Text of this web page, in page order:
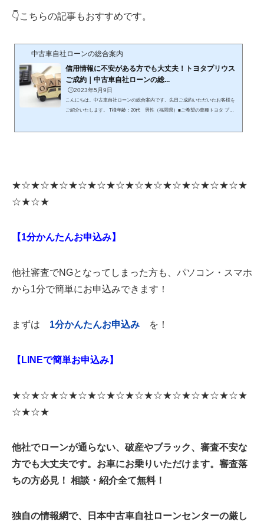
👇こちらの記事もおすすめです。
中古車自社ローンの総合案内
信用情報に不安がある方でも大丈夫！トヨタプリウス
ご成約｜中古車自社ローンの総...
🕒️2023年5月9日
こんにちは。中古車自社ローンの総合案内です。先日ご成約いただいたお客様を
ご紹介いたします。 T様年齢：20代 男性（福岡県）■ご希望の車種トヨタ プリ
★☆★☆★☆★☆★☆★☆★☆★☆★☆★☆★☆★☆★
☆★☆★
【1分かんたんお申込み】
他社審査でNGとなってしまった方も、パソコン・スマホ
から1分で簡単にお申込みできます！
まずは 1分かんたんお申込み を！
【LINEで簡単お申込み】
★☆★☆★☆★☆★☆★☆★☆★☆★☆★☆★☆★☆★
☆★☆★
他社でローンが通らない、破産やブラック、審査不安な
方でも大丈夫です。お車にお乗りいただけます。 審査落
ちの方必見！ 相談・紹介全て無料！
独自の情報網で、日本中古車自社ローンセンターの厳し